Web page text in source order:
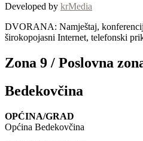
Developed by krMedia
DVORANA: Namještaj,
širokopojasni Internet, telefonski
Zona 9 / Poslovna
Bedekovčina
OPĆINA/GRAD
Općina Bedekovčina